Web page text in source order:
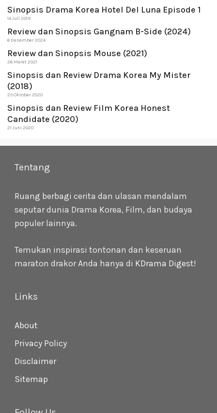
Sinopsis Drama Korea Hotel Del Luna Episode 1
14 Juli 2019
Review dan Sinopsis Gangnam B-Side (2024)
6 Desember 2024
Review dan Sinopsis Mouse (2021)
26 Maret 2021
Sinopsis dan Review Drama Korea My Mister
(2018)
25 Oktober 2020
Sinopsis dan Review Film Korea Honest
Candidate (2020)
21 Juni 2020
Tentang
Ruang berbagi cerita dan ulasan mendalam
seputar dunia Drama Korea, Film, dan budaya
populer lainnya.
Temukan inspirasi tontonan dan keseruan
maraton drakor Anda hanya di KDrama Digest!
Links
About
Privacy Policy
Disclaimer
Sitemap